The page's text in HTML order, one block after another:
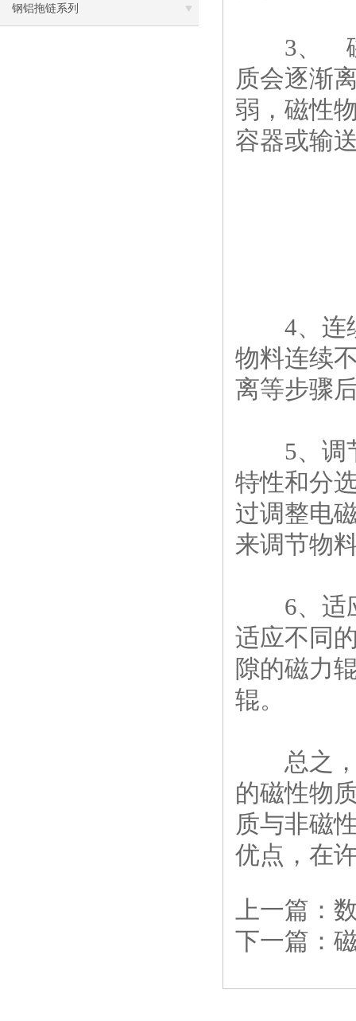
钢铝拖链系列
3、 磁
质会逐渐
弱，磁性
容器或输
4、连续
物料连续
离等步骤
5、调节
特性和分
过调整电
来调节物
6、适应
适应不同
隙的磁力
辊。
总之，
的磁性物
质与非磁
优点，在
上一篇：
下一篇：